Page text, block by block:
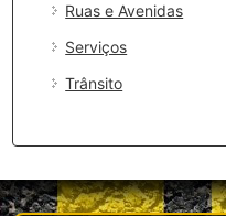
Ruas e Avenidas
Serviços
Trânsito